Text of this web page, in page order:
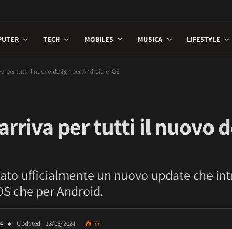
TECH MOBILES MUSICA LIFESTYLE
per tutti il nuovo design per Android e iOS
per tutti il nuovo
ufficialmente un nuovo update che
che per Android.
Updated: 13/05/2024 77